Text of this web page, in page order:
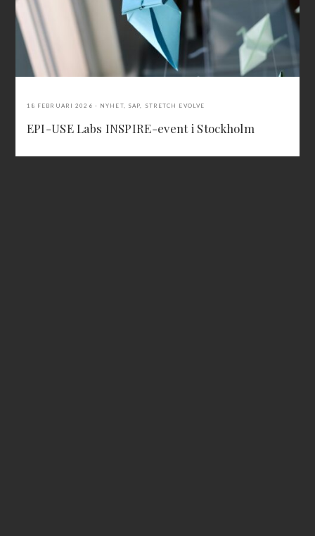
18 FEBRUARI 2026 NYHET, SAP, STRETCH EVOLVE
EPI-USE Labs INSPIRE-event i Stockholm